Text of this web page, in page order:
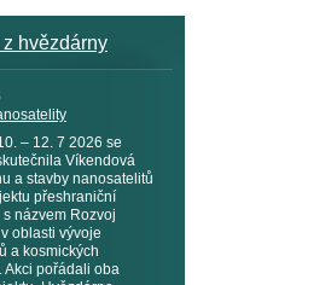
hvězdárny
– 12. 7 2026 se
Víkendová
a stavby nanosatelitů
přeshraniční
názvem Rozvoj
oblasti vývoje
a kosmických
Akci pořádali oba